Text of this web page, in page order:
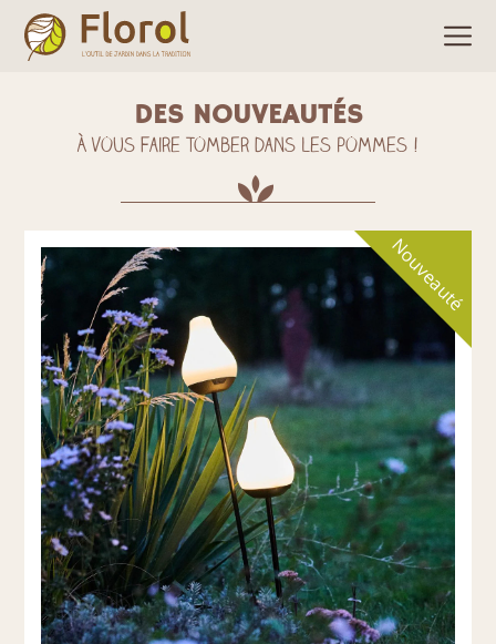
DES NOUVEAUTÉS
À vous faire tomber dans les pommes !
Nouveauté